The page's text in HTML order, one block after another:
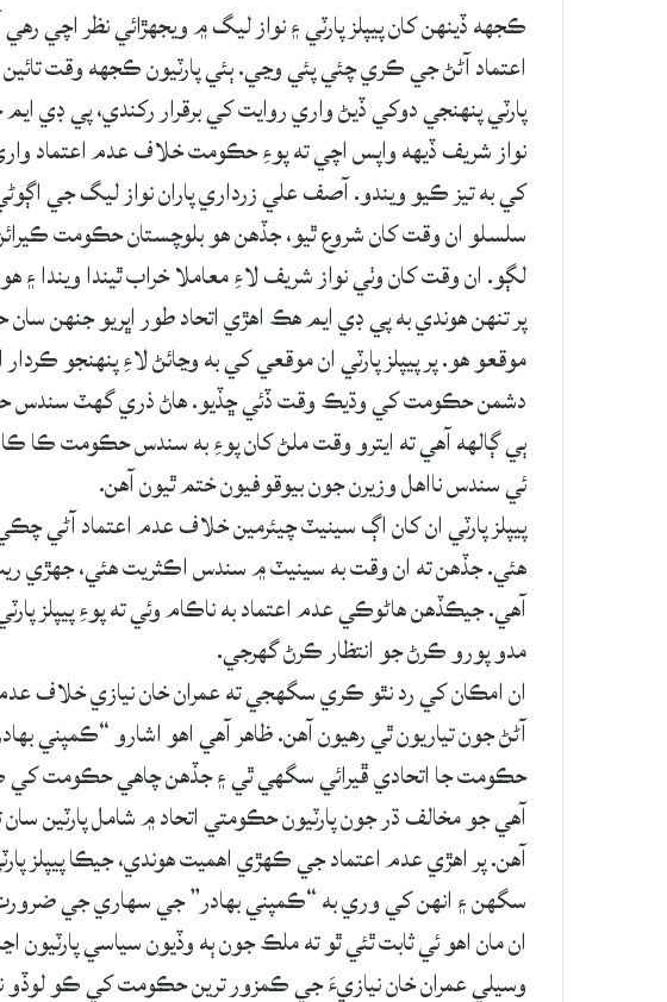
ڪجهه ڏينهن کان پيپلز پارٽي ۽ نواز ليگ ۾ ويجهڙائي نظر اچي
اعتماد آڻڻ جي ڪري چئي پئي وڃي. ٻئي پارٽيون ڪجهه وقت تائين
پارٽي پنهنجي دوکي ڏيڻ واري روايت کي برقرار رکندي، پي ڊي
نواز شريف ڏيهه واپس اچي ته پوءِ حڪومت خلاف عدم اعتماد
کي به تيز ڪيو ويندو. آصف علي زرداري پاران نواز ليگ جي
سلسلو ان وقت کان شروع ٿيو، جڏهن هو بلوچستان حڪومت
لڳو. ان وقت کان وٺي نواز شريف لاءِ معاملا خراب ٿيندا ويندا ۽
پر تنهن هوندي به پي ڊي ايم هڪ اهڙي اتحاد طور اڀريو جنهن
موقعو هو. پر پيپلز پارٽي ان موقعي کي به وڃائڻ لاءِ پنهنجو
دشمن حڪومت کي وڌيڪ وقت ڏئي ڇڏيو. هاڻ ذري گهٽ سندس
ٻي ڳالهه آهي ته ايترو وقت ملڻ کان پوءِ به سندس حڪومت ڪا
ئي سندس نااهل وزيرن جون بيوقوفيون ختم ٿيون آهن.
پيپلز پارٽي ان کان اڳ سينيٽ چيئرمين خلاف عدم اعتماد
هئي. جڏهن ته ان وقت به سينيٽ ۾ سندس اڪثريت هئي، جهڙي
آهي. جيڪڏهن هاڻوڪي عدم اعتماد به ناڪام وئي ته پوءِ پيپلز
مدو پورو ڪرڻ جو انتظار ڪرڻ گهرجي.
ان امڪان کي رد نٿو ڪري سگهجي ته عمران خان نيازي خلاف
آڻڻ جون تياريون ٿي رهيون آهن. ظاهر آهي اهو اشارو “ڪمپني
حڪومت جا اتحادي ڦيرائي سگهي ٿي ۽ جڏهن چاهي حڪومت
آهي جو مخالف ڌر جون پارٽيون حڪومتي اتحاد ۾ شامل پارٽين
آهن. پر اهڙي عدم اعتماد جي ڪهڙي اهميت هوندي، جيڪا پيپلز
سگهن ۽ انهن کي وري به “ڪمپني بهادر” جي سهاري جي
ان مان اهو ئي ثابت ٿئي ٿو ته ملڪ جون ٻه وڏيون سياسي
وسيلي عمران خان نيازيءَ جي ڪمزور ترين حڪومت کي ڪو